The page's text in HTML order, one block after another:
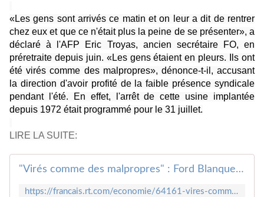
«Les gens sont arrivés ce matin et on leur a dit de rentrer
chez eux et que ce n'était plus la peine de se présenter», a
déclaré à l'AFP Eric Troyas, ancien secrétaire FO, en
préretraite depuis juin. «Les gens étaient en pleurs. Ils ont
été virés comme des malpropres», dénonce-t-il, accusant
la direction d'avoir profité de la faible présence syndicale
pendant l'été. En effet, l'arrêt de cette usine implantée
depuis 1972 était programmé pour le 31 juillet.
LIRE LA SUITE:
"Virés comme des malpropres" : Ford Blanquefort ferme définitivement ses portes en catimini
https://francais.rt.com/economie/64161-vires-comme-ma